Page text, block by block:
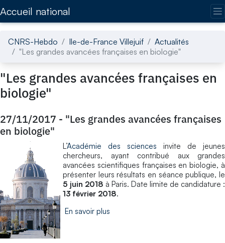
Accueil national
CNRS-Hebdo Ile-de-France Villejuif
Actualités
"Les grandes avancées françaises en biologie"
"Les grandes avancées françaises en
biologie"
27/11/2017 - "Les grandes avancées françaises
en biologie"
L’Académie des sciences invite de jeunes
chercheurs, ayant contribué aux grandes
avancées scientifiques françaises en biologie, à
présenter leurs résultats en séance publique, le
5 juin 2018 à Paris. Date limite de candidature :
13 février 2018.
En savoir plus